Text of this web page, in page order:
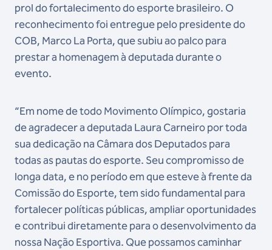
prol do fortalecimento do esporte brasileiro. O
reconhecimento foi entregue pelo presidente do
COB, Marco La Porta, que subiu ao palco para
prestar a homenagem à deputada durante o
evento.
“Em nome de todo Movimento Olímpico, gostaria
de agradecer a deputada Laura Carneiro por toda
sua dedicação na Câmara dos Deputados para
todas as pautas do esporte. Seu compromisso de
longa data, e no período em que esteve à frente da
Comissão do Esporte, tem sido fundamental para
fortalecer políticas públicas, ampliar oportunidades
e contribui diretamente para o desenvolvimento da
nossa Nação Esportiva. Que possamos caminhar